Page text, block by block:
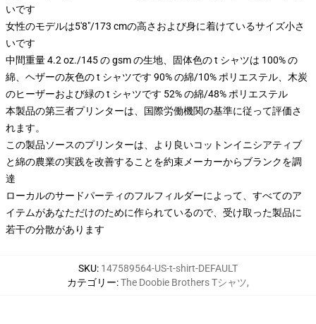
いです
女性のモデルは5'8"/173 cmの高さおよび身に着けているサイズ小さ
いです
中間重量 4.2 oz./145 の gsm の生地、固体色の t シャツは 100% の
綿、ヘザーの灰色の t シャツです 90% の綿/10% ポリエステル、木炭
のヒーザーおよび緑の t シャツです 52% の綿/48% ポリエステル
本製品の第三者プリンターは、国際労働機関の基準に従って評価さ
れます。
この製品ソースのプリンターは、より良いコットンイニシアティブ
と綿の農業の実践を改善することを約束メーカーからブランクを調
達
ローカルのサードパーティのフルフィルダーによって、すべてのア
イテムがあなただけのために作られているので、受け取った製品に
若干の分散があります
SKU: 147589564-US-t-shirt-DEFAULT
カテゴリー:The Doobie Brothers Tシャツ,